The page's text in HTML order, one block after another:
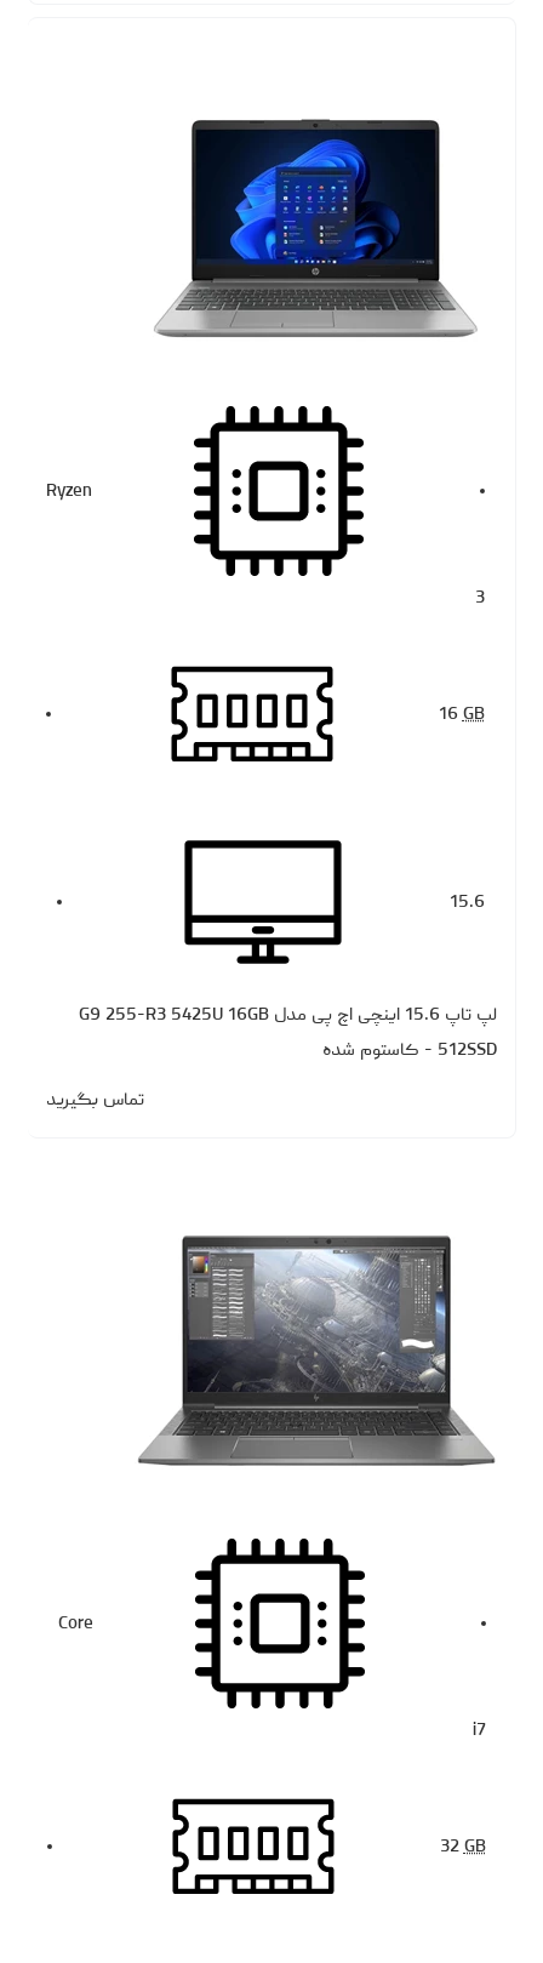
Ryzen
3
16GB
15.6
لپ تاپ 15.6 اینچی اچ پی مدل G9 255-R3 5425U 16GB
512SSD - کاستوم شده
تماس بگیرید
Core
i7
32GB